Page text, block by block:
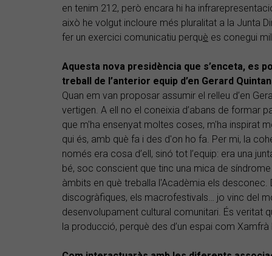
en tenim 212, però encara hi ha
això he volgut incloure més pluralitat a la Junta
fer un exercici comunicatiu perquè es conegui
Aquesta nova presidència que s’enceta, es
treball de l’anterior equip d’en Gerard
Quan em van proposar assumir el relleu d’en
vertigen. A ell no el coneixia d’abans de formar
que m'ha ensenyat moltes coses, m'ha inspirat
qui és, amb què fa i des d'on ho fa. Per mi, la
només era cosa d’ell, sinó tot l’equip: era una
bé, soc conscient que tinc una mica de
àmbits en què treballa l'Acadèmia els
discogràfiques, els macrofestivals… jo vinc del
desenvolupament cultural comunitari. És veritat
la producció, perquè des d’un espai com